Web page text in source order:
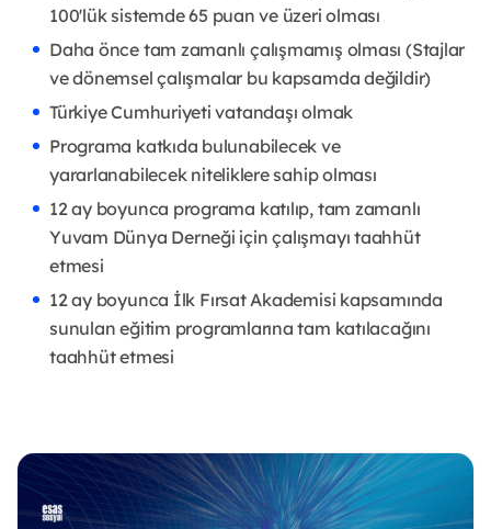
100'lük sistemde 65 puan ve üzeri olması
Daha önce tam zamanlı çalışmamış olması (Stajlar
ve dönemsel çalışmalar bu kapsamda değildir)
Türkiye Cumhuriyeti vatandaşı olmak
Programa katkıda bulunabilecek ve
yararlanabilecek niteliklere sahip olması
12 ay boyunca programa katılıp, tam zamanlı
Yuvam Dünya Derneği için çalışmayı taahhüt
etmesi
12 ay boyunca İlk Fırsat Akademisi kapsamında
sunulan eğitim programlarına tam katılacağını
taahhüt etmesi